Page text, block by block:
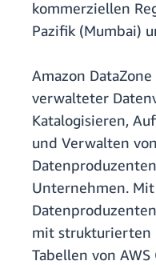
kommerziellen
Pazifik (Mumbai)
Amazon
verwalteter
Katalogisieren,
und Verwalten
Unternehmen.
mit strukturierten
Tabellen von AWS